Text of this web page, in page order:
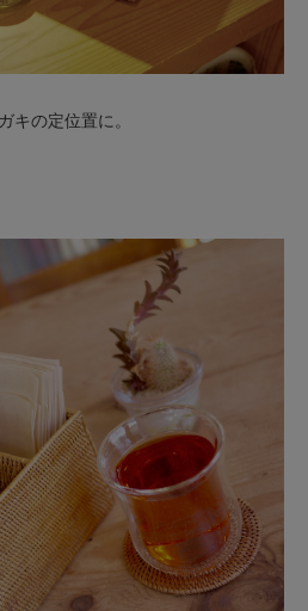
キの定位置に。